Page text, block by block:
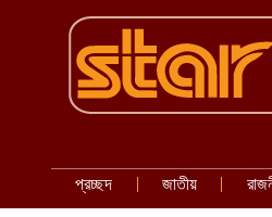
প্রচ্ছদ জাতীয়